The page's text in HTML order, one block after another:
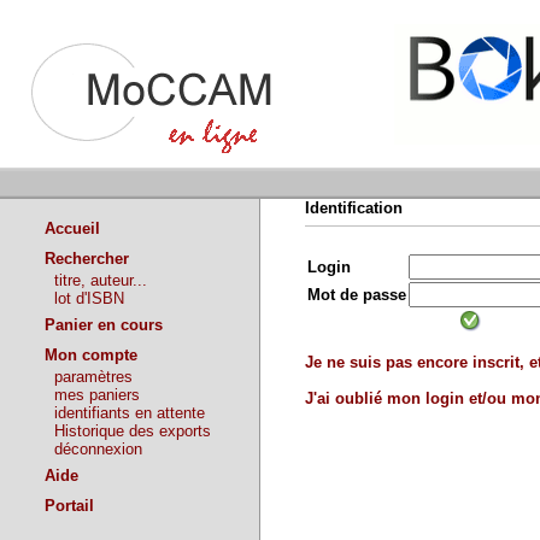
Accueil
Rechercher
titre, auteur...
lot d'ISBN
Panier en cours
Mon compte
paramètres
mes paniers
identifiants en attente
Historique des exports
déconnexion
Aide
Portail
Identification
Login
Mot de passe
Je ne suis pas encore inscrit,
J'ai oublié mon login et/ou